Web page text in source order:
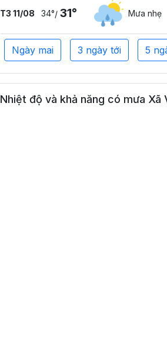
T3 11/08 34°/ 31° Mưa nhẹ
Ngày mai 3 ngày tới 5
Nhiệt độ và khả năng có mưa Xã